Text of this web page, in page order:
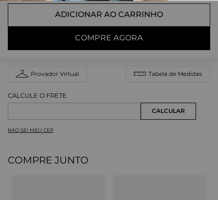
ADICIONAR AO CARRINHO
COMPRE AGORA
Provador Virtual Tabela de Medidas
NÃO SEI MEU CEP
COMPRE JUNTO